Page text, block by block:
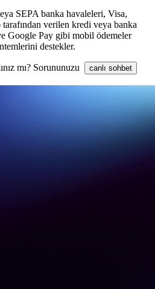
SEPA banka havaleleri, Visa,
verilen kredi veya banka
Google Pay gibi mobil ödemeler
destekler.
mı? Sorununuzu canlı sohbet